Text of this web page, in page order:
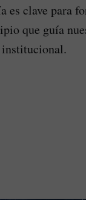
es clave para
que guía
institucional.